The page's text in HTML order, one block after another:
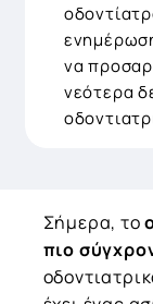
να
νεότερα
Σήμερα, το
πιο